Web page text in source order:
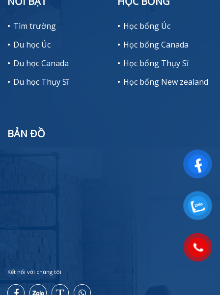
Tìm trường
Du học Úc
Du học Canada
Du học Thụy Sĩ
Học bổng Úc
Học bổng Canada
Học bổng Thụy Sĩ
Học bổng New zealand
BẢN ĐỒ
Kết nối với chúng tôi